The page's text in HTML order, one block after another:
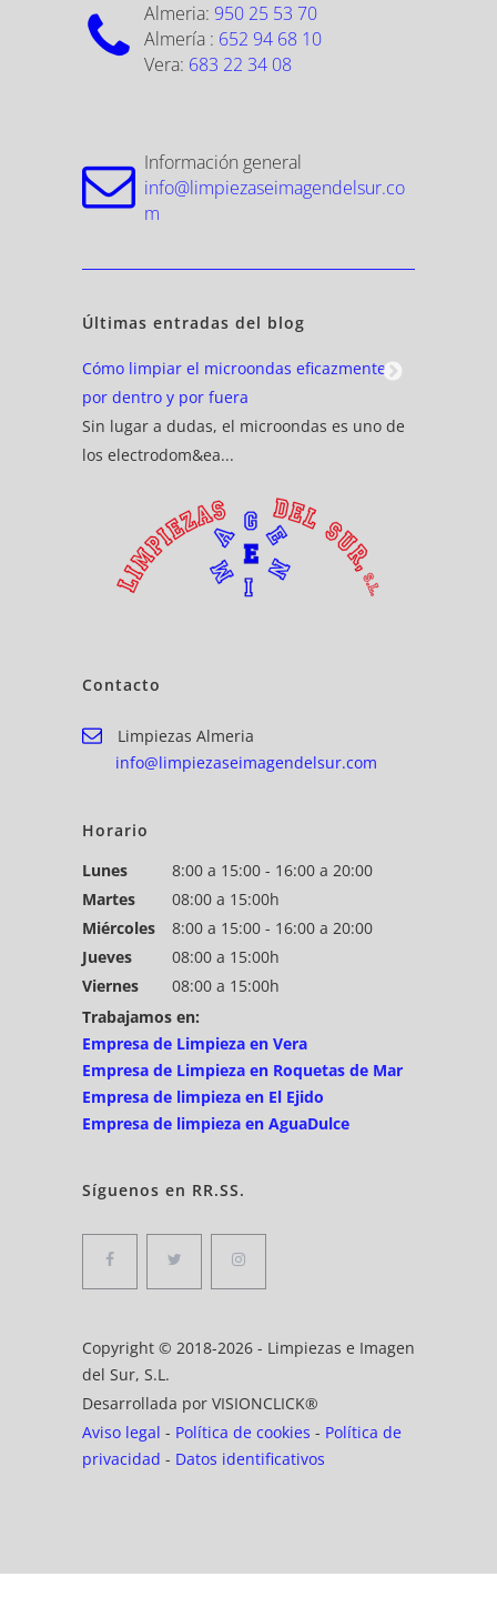
Almeria: 950 25 53 70
Almería : 652 94 68 10
Vera: 683 22 34 08
Información general
info@limpiezaseimagendelsur.co
m
Últimas entradas del blog
Cómo limpiar el microondas eficazmente
por dentro y por fuera
Sin lugar a dudas, el microondas es uno de
los electrodom&ea...
Contacto
Limpiezas Almeria
info@limpiezaseimagendelsur.com
Horario
Lunes
8:00 a 15:00 - 16:00 a 20:00
Martes
08:00 a 15:00h
Miércoles
8:00 a 15:00 - 16:00 a 20:00
Jueves
08:00 a 15:00h
Viernes
08:00 a 15:00h
Trabajamos en:
Empresa de Limpieza en Vera
Empresa de Limpieza en Roquetas de Mar
Empresa de limpieza en El Ejido
Empresa de limpieza en AguaDulce
Síguenos en RR.SS.
Copyright © 2018-2026 - Limpiezas e Imagen
del Sur, S.L.
Desarrollada por VISIONCLICK®
Aviso legal - Política de cookies - Política de
privacidad - Datos identificativos